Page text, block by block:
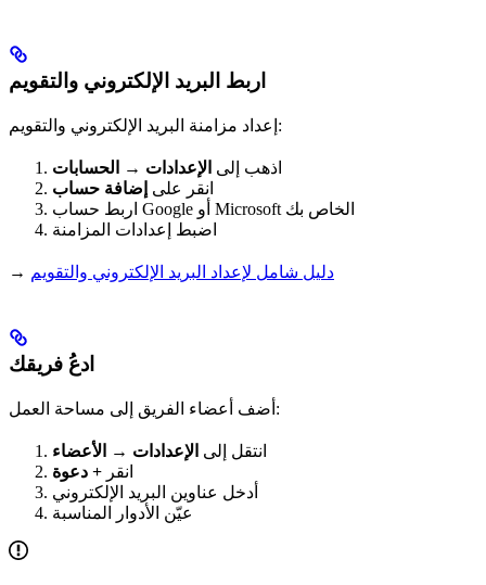
اربط البريد الإلكتروني والتقويم
إعداد مزامنة البريد الإلكتروني والتقويم:
اذهب إلى الإعدادات → الحسابات
انقر على إضافة حساب
اربط حساب Google أو Microsoft الخاص بك
اضبط إعدادات المزامنة
→ دليل شامل لإعداد البريد الإلكتروني والتقويم
ادعُ فريقك
أضف أعضاء الفريق إلى مساحة العمل:
انتقل إلى الإعدادات → الأعضاء
انقر + دعوة
أدخل عناوين البريد الإلكتروني
عيّن الأدوار المناسبة